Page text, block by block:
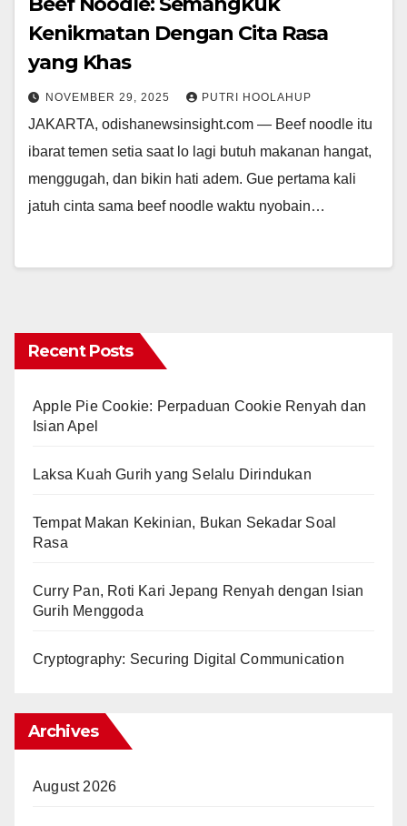
Kenikmatan Dengan Cita Rasa
yang Khas
NOVEMBER 29, 2025 PUTRI HOOLAHUP
JAKARTA, odishanewsinsight.com — Beef noodle itu
ibarat temen setia saat lo lagi butuh makanan hangat,
menggugah, dan bikin hati adem. Gue pertama kali
jatuh cinta sama beef noodle waktu nyobain…
Recent Posts
Apple Pie Cookie: Perpaduan Cookie Renyah dan
Isian Apel
Laksa Kuah Gurih yang Selalu Dirindukan
Tempat Makan Kekinian, Bukan Sekadar Soal
Rasa
Curry Pan, Roti Kari Jepang Renyah dengan Isian
Gurih Menggoda
Cryptography: Securing Digital Communication
Archives
August 2026